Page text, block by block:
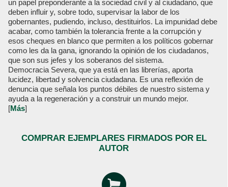
un papel preponderante a la sociedad civil y al ciudadano, que
deben influir y, sobre todo, supervisar la labor de los
gobernantes, pudiendo, incluso, destituirlos. La impunidad debe
acabar, como también la tolerancia frente a la corrupción y
esos cheques en blanco que permiten a los políticos gobernar
como les da la gana, ignorando la opinión de los ciudadanos,
que son sus jefes y los soberanos del sistema.
Democracia Severa, que ya está en las librerías, aporta
lucidez, libertad y solvencia ciudadana. Es una reflexión de
denuncia que señala los puntos débiles de nuestro sistema y
ayuda a la regeneración y a construir un mundo mejor.
[Más]
COMPRAR EJEMPLARES FIRMADOS POR EL
AUTOR